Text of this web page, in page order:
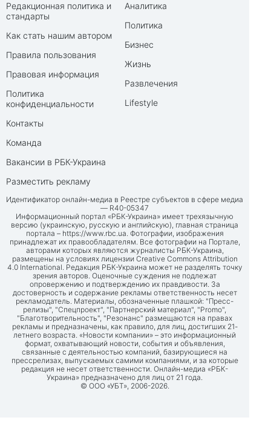
Редакционная политика и
стандарты
Как стать нашим автором
Правила пользования
Правовая информация
Политика
конфиденциальности
Контакты
Команда
Вакансии в РБК-Украина
Разместить рекламу
Аналитика
Политика
Бизнес
Жизнь
Развлечения
Lifestyle
Идентификатор онлайн-медиа в Реестре субъектов в сфере медиа
— R40-05347
Информационный портал «РБК-Украина» имеет трехязычную
версию (украинскую, русскую и английскую), главная страница
портала – https://www.rbc.ua. Фотографии, изображения
принадлежат их правообладателям. Все фотографии на Портале,
авторами которых являются журналисты РБК-Украина,
размещены на условиях лицензии Creative Commons Attribution
4.0 International. Редакция РБК-Украина может не разделять точку
зрения авторов. Оценочные суждения не подлежат
опровержению и подтверждению их правдивости. За
достоверность и содержание рекламы ответственность несет
рекламодатель. Материалы, обозначенные плашкой: "Пресс-
релизы", "Спецпроект", "Партнерский материал", "Promo",
"Благотворительность", "Резонанс" размещаются на правах
рекламы и предназначены, как правило, для лиц, достигших 21-
летнего возраста. «Новости компании» – это информационный
формат, охватывающий новости, события и объявления,
связанные с деятельностью компаний, базирующиеся на
прессрелизах, выпускаемых самими компаниями, и за которые
редакция не несет ответственности. Онлайн-медиа «РБК-
Украина» предназначено для лиц от 21 года.
© ООО «УБТ», 2006-2026.